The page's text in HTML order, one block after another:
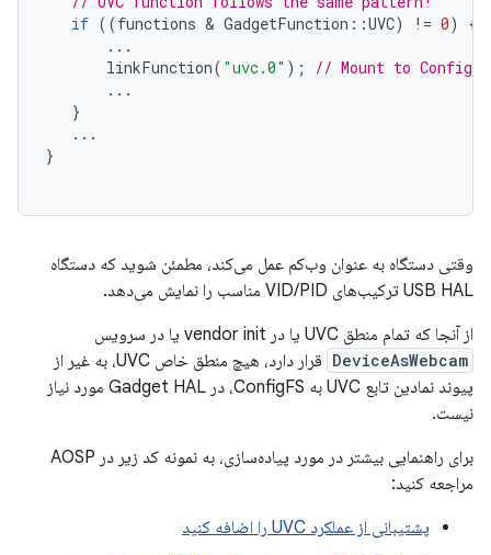
if ((functions & GadgetFunction ::UVC) != 0)
{
...
linkFunction( "uvc.0" );
// Mount to ConfigFS
...
}
...
}
وقتی دستگاه به عنوان وب‌کم عمل می‌کند، مطمئن شوید که دستگاه
USB HAL ترکیب‌های VID/PID مناسب را نمایش می‌دهد.
از آنجا که تمام منطق UVC یا در vendor init یا در سرویس
DeviceAsWebcam
قرار دارد، هیچ منطق خاص UVC، به غیر از
پیوند نمادین تابع UVC به ConfigFS، در Gadget HAL مورد نیاز
نیست.
برای راهنمایی بیشتر در مورد پیاده‌سازی، به نمونه کد زیر در AOSP
مراجعه کنید:
پشتیبانی از عملکرد UVC را اضافه کنید